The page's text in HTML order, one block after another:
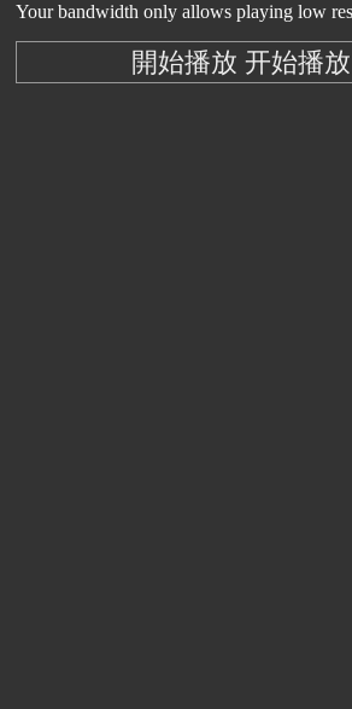
Your bandwidth only allows playing low
開始播放 开始播